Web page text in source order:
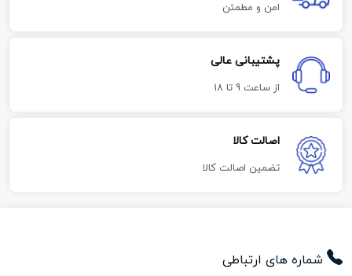
امن و مطمئن
پشتیبانی عالی
از ساعت 9 تا 18
اصالت کالا
تضمین اصالت کالا
شماره های ارتباطی